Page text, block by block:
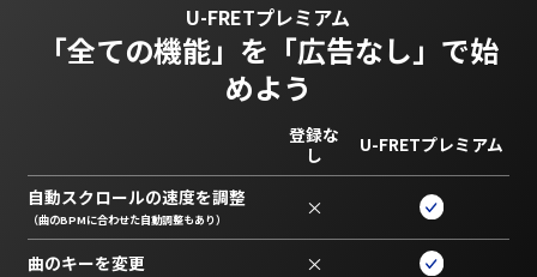
U-FRETプレミアム
「全ての機能」を 「広告なし」で始
めよう
登録な
し
U-FRETプレミアム
自動スクロールの速度を調整
（曲のBPMに合わせた自動調整もあり） ×
曲のキーを変更 ×